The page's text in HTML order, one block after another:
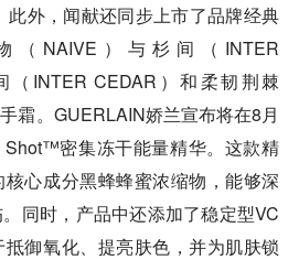
此外，闻献还同步上市了品牌经典
NAIVE）与杉间（INTER
（INTER CEDAR）和柔韧荆棘
霜。GUERLAIN娇兰宣布将在8月
密集冻干能量精华。这款精
心成分黑蜂蜂蜜浓缩物，能够深
同时，产品中还添加了稳定型VC
御氧化、提亮肤色，并为肌肤锁